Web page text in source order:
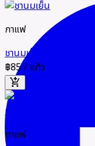
กาแฟ
ชานมเย็น
฿85/ แก้ว
add_shopping_cart
แนะนำ
กาแฟ